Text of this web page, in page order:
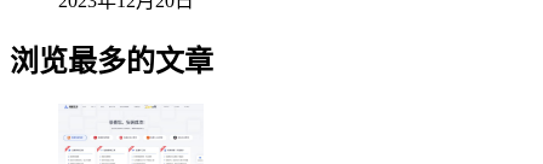
浏览最多的文章